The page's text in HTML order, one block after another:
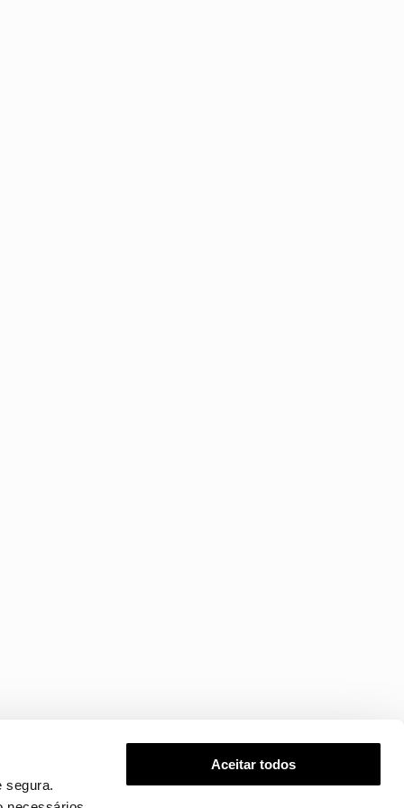
segura.
Aceitar todos